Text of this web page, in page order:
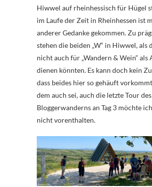
Hiwwel auf rheinhessisch für Hügel
im Laufe der Zeit in Rheinhessen ist
anderer Gedanke gekommen. Zu
stehen die beiden „W“ in Hiwwel, als
nicht auch für „Wandern & Wein“ als
dienen könnten. Es kann doch kein
dass beides hier so gehäuft
dem auch sei, auch die letzte Tour des
Bloggerwanderns an Tag 3 möchte
nicht vorenthalten.